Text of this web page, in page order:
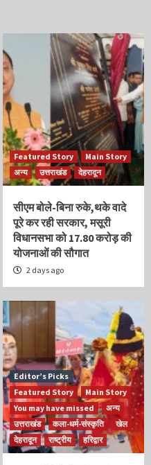
Featured Story
Main Story
अन्य
उत्तराखंड देहरादून
सीएम बोले-बिना रुके,थके वादे
पूरे कर रही सरकार, मसूरी
विधानसभा को 17.80 करोड़ की
योजनाओं की सौगात
2 days ago
Editor’s Picks
Featured Story
Main Story
You may have missed
अन्य
उत्तराखंड
कला-धर्म-संस्कृति
खेल
देहरादून
राष्ट्रीय हरिद्वार